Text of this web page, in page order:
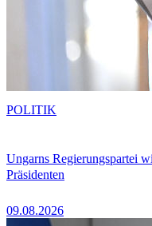
Ungarns Regierungspartei
Präsidenten
09.08.2026
POLITIK